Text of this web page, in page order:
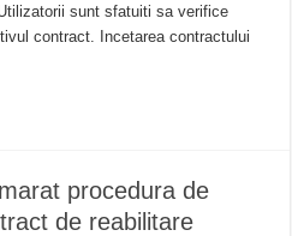
sunt sfatuiti sa verifice
contract. Incetarea contractului
procedura de
de reabilitare